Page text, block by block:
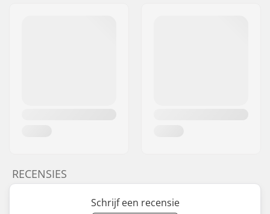
RECENSIES
Schrijf een recensie